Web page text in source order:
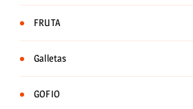
FRUTA
Galletas
GOFIO